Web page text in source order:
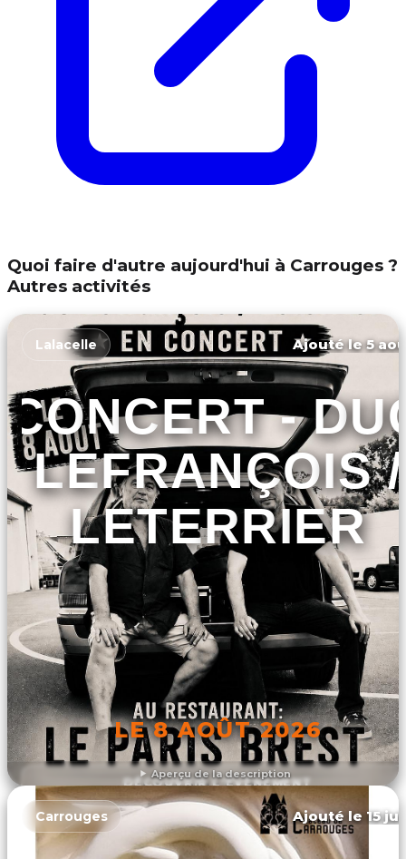
Quoi faire d'autre aujourd'hui à Carrouges ?
Autres activités
Aperçu de la description
Lalacelle Ajouté le 5
CONCERT -
LEFRANÇOIS /
LETERRIER
LE 8 AOÛT 2026
DÉCOUVRIR L'ÉVÉNEMENT
Carrouges Ajouté le 15